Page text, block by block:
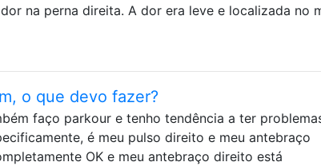
na perna direita. A dor era leve e localizada no
o que devo fazer?
faço parkour e tenho tendência a ter
é meu pulso direito e meu antebraço
OK e meu antebraço direito está